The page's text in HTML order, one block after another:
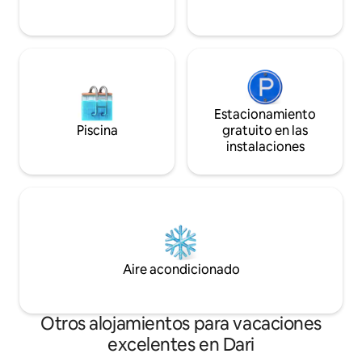
viaje. Nos gusta conocer a nuestros
Piscina
Estacionamiento
gratuito en las
instalaciones
Aire acondicionado
Otros alojamientos para vacaciones
excelentes en Dari